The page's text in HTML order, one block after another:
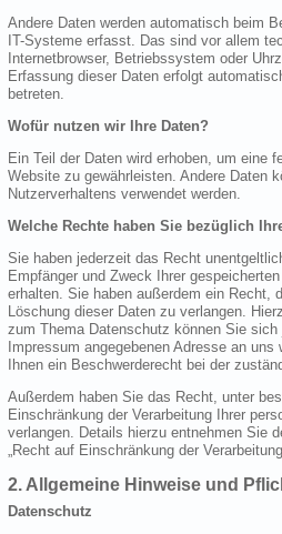
Andere Daten werden automatisch beim
IT-Systeme erfasst. Das sind vor allem
Internetbrowser, Betriebssystem oder
Erfassung dieser Daten erfolgt
betreten.
Wofür nutzen wir Ihre Daten?
Ein Teil der Daten wird erhoben, um eine
Website zu gewährleisten. Andere Daten
Nutzerverhaltens verwendet werden.
Welche Rechte haben Sie bezüglich
Sie haben jederzeit das Recht
Empfänger und Zweck Ihrer
erhalten. Sie haben außerdem ein Recht,
Löschung dieser Daten zu verlangen.
zum Thema Datenschutz können Sie sich
Impressum angegebenen Adresse an
Ihnen ein Beschwerderecht bei der
Außerdem haben Sie das Recht, unter
Einschränkung der Verarbeitung Ihrer
verlangen. Details hierzu entnehmen Sie
„Recht auf Einschränkung der
2. Allgemeine Hinweise und
Datenschutz